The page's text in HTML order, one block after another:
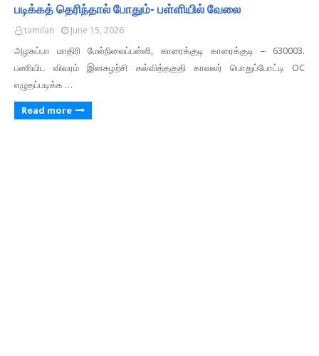
படிக்கத் தெரிந்தால் போதும்- பள்ளியில் வேலை
tamilan June 15, 2026
அழகப்பா மாதிரி மேல்நிலைப்பள்ளி, காரைக்குடி காரைக்குடி – 630003.
பணியிட விவரம் இனசுழற்சி கல்வித்தகுதி காவலர் பொதுப்போட்டி OC
எழுதப்படிக்க …
Read more